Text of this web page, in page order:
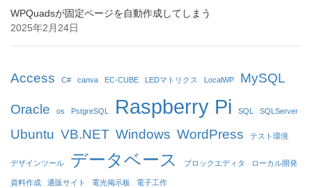
WPQuadsが固定ページを自動作成してしまう
2025年2月24日
Access C# canva EC-CUBE LEDマトリクス LocalWP MySQL
Oracle os PstgreSQL Raspberry Pi SQL SQLServer
Ubuntu VB.NET Windows WordPress テスト環境
デザインツール データベース ブロックエディタ ローカル開発
資料作成 通販サイト 電光掲示板 電子工作